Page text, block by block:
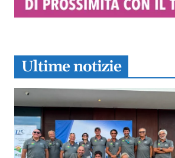
Ultime notizie